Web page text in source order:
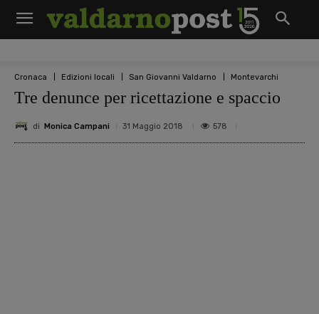
Cronaca Edizioni locali San Giovanni Valdarno Montevarchi
Tre denunce per ricettazione e spaccio
di Monica Campani 31 Maggio 2018 578